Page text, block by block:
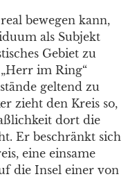
bewegen kann,
als Subjekt
Gebiet zu
im Ring“
geltend zu
zieht den Kreis so,
dort die
Er beschränkt sich
eine einsame
die Insel einer von